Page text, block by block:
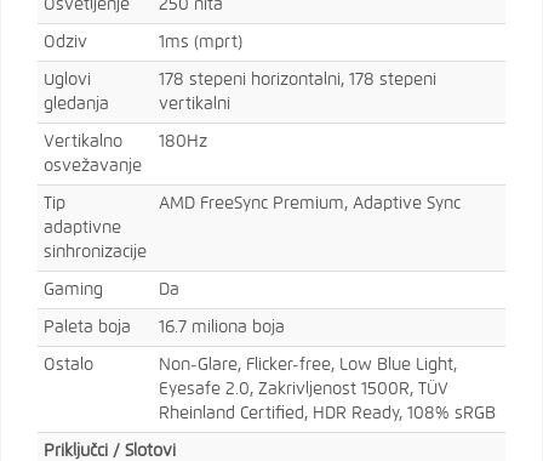
Osvetljenje 250 nita
Odziv 1ms (mprt)
Uglovi
gledanja
178 stepeni horizontalni, 178 stepeni
vertikalni
Vertikalno
osvežavanje
180Hz
Tip
adaptivne
sinhronizacije
AMD FreeSync Premium, Adaptive Sync
Gaming Da
Paleta boja 16.7 miliona boja
Ostalo
Non-Glare, Flicker-free, Low Blue Light,
Eyesafe 2.0, Zakrivljenost 1500R, TÜV
Rheinland Certified, HDR Ready, 108% sRGB
Priključci / Slotovi